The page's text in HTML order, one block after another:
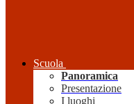
Scuola
Panoramica
Presentazione
I luoghi